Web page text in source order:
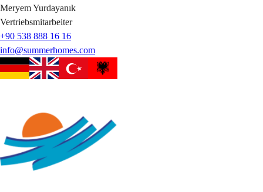
MeryemYurdayanık
Vertriebsmitarbeiter
+90 538 888 16 16
info@summerhomes.com